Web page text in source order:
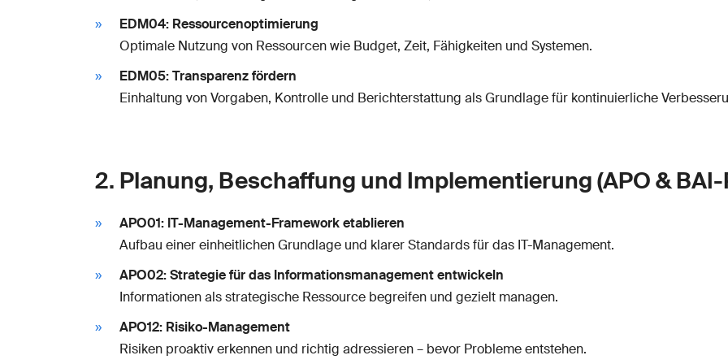
EDM04: Ressourcenoptimierung
Optimale Nutzung von Ressourcen wie Budget, Zeit, Fähigkeiten und Systemen.
EDM05: Transparenz fördern
Einhaltung von Vorgaben, Kontrolle und Berichterstattung als Grundlage für kontinuierliche
2. Planung, Beschaffung und Implementierung (APO &
APO01: IT-Management-Framework etablieren
Aufbau einer einheitlichen Grundlage und klarer Standards für das IT-Management.
APO02: Strategie für das Informationsmanagement entwickeln
Informationen als strategische Ressource begreifen und gezielt managen.
APO12: Risiko-Management
Risiken proaktiv erkennen und richtig adressieren – bevor Probleme entstehen.